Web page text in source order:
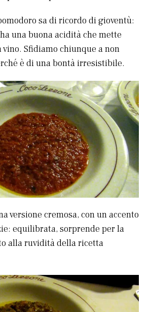
sa di ricordo di gioventù:
una buona acidità che mette
Sfidiamo chiunque a non
è di una bontà irresistibile.
versione cremosa, con un accento
equilibrata, sorprende per la
alla ruvidità della ricetta